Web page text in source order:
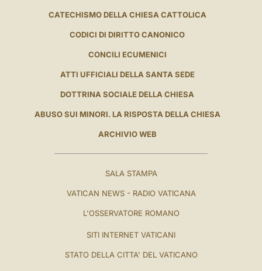
CATECHISMO DELLA CHIESA CATTOLICA
CODICI DI DIRITTO CANONICO
CONCILI ECUMENICI
ATTI UFFICIALI DELLA SANTA SEDE
DOTTRINA SOCIALE DELLA CHIESA
ABUSO SUI MINORI. LA RISPOSTA DELLA CHIESA
ARCHIVIO WEB
SALA STAMPA
VATICAN NEWS - RADIO VATICANA
L'OSSERVATORE ROMANO
SITI INTERNET VATICANI
STATO DELLA CITTA' DEL VATICANO